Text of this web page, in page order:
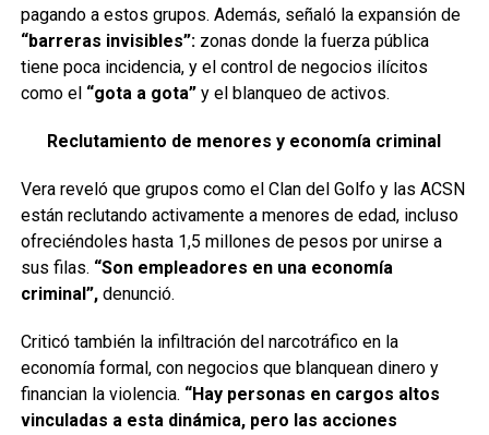
pagando a estos grupos. Además, señaló la expansión de
“barreras invisibles”:zonas donde la fuerza pública
tiene poca incidencia, y el control de negocios ilícitos
como el “gota a gota”y el blanqueo de activos.
Reclutamiento de menores y economía criminal
Vera reveló que grupos como el Clan del Golfo y las ACSN
están reclutando activamente a menores de edad, incluso
ofreciéndoles hasta 1,5 millones de pesos por unirse a
sus filas. “Son empleadores en una economía
criminal”,denunció.
Criticó también la infiltración del narcotráfico en la
economía formal, con negocios que blanquean dinero y
financian la violencia. “Hay personas en cargos altos
vinculadas a esta dinámica, pero las acciones